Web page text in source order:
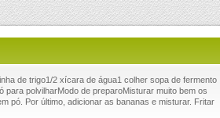
de trigo1/2 xícara de água1 colher sopa de fermento
polvilharModo de preparoMisturar muito bem os
pó. Por último, adicionar as bananas e misturar. Fritar